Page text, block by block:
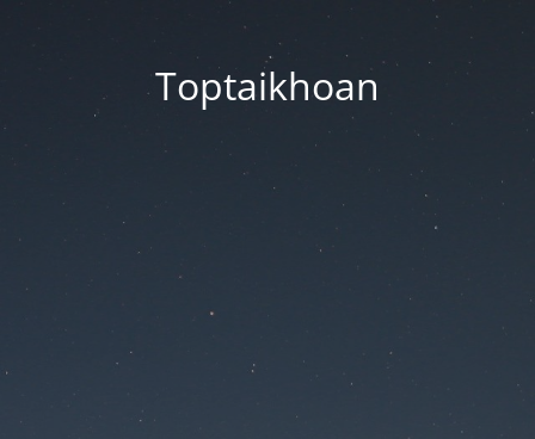
Toptaikhoan